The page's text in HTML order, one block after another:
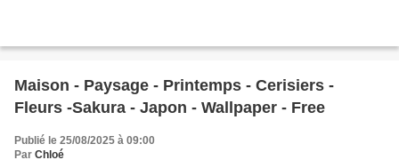
Maison - Paysage - Printemps - Cerisiers -
Fleurs -Sakura - Japon - Wallpaper - Free
Publié le 25/08/2025 à 09:00
Par Chloé